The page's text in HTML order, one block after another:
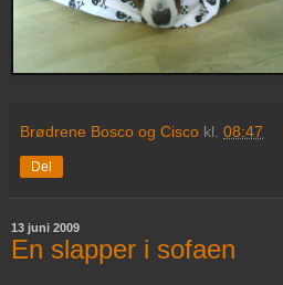
Brødrene Bosco og Cisco kl. 08:47
Del
13 juni 2009
En slapper i sofaen